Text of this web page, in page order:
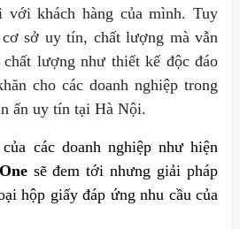
với khách hàng của mình. Tuy
sở uy tín, chất lượng mà vẫn
lượng như thiết kế độc đáo
cho các doanh nghiệp trong
ấn uy tín tại Hà Nội.
các doanh nghiệp như hiện
sẽ đem tới nhưng giải pháp
hộp giấy đáp ứng nhu cầu của